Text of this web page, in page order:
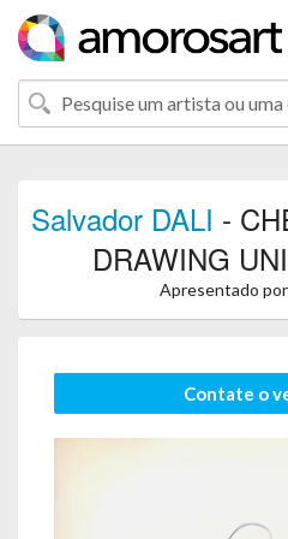
Salvador DALI -
DRAWING
Apresentado por
Contate o